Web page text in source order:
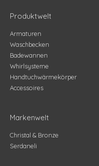
Produktwelt
Armaturen
Waschbecken
Badewannen
Whirlsysteme
Handtuchwärmekörper
Accessoires
Markenwelt
Christal & Bronze
Serdaneli